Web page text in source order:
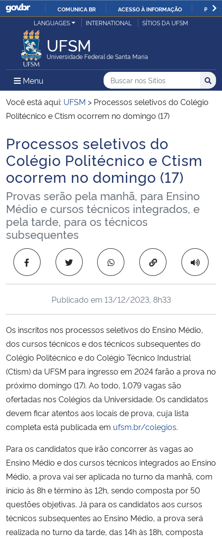
IR
COMUNICA BR ACESSO À INFORMAÇÃO
Ministério da Justiça e Segurança Pública
Ministério da Defesa
Ministério das Relações Exteriores
Ministério da Infraestrutura
Ministério da Agricultura, Pecuária e Abastecimento
Ministério da Educação
Ministério da Cidadania
Ministério da Saúde
Ministério de Minas e Energia
Ministério do Meio Ambiente
Ministério do Turismo
Ministério do Desenvolvimento Regional
Controladoria-Geral da União
Secretaria-Geral
Secretaria de Governo
Gabinete de Segurança Institucional
LANGUAGES INTERNATIONAL SÍTIOS DA UFSM
UFSM
Universidade Federal de Santa Maria
Menu Menu Principal do Sítio
Busca
Buscar no nos Sítios
Busca:
Você está aqui: UFSM > Processos seletivos do Colégio
Politécnico e Ctism ocorrem no domingo (17)
Início do conteúdo
Processos seletivos do
Colégio Politécnico e Ctism
ocorrem no domingo (17)
Provas serão pela manhã, para Ensino
Médio e cursos técnicos integrados, e
pela tarde, para os técnicos
subsequentes
Copiar para área
Publicado em 13/12/2023, 8h33
Os inscritos nos processos seletivos do Ensino Médio,
dos cursos técnicos e dos técnicos subsequentes do
Colégio Politécnico e do Colégio Técnico Industrial
(Ctism) da UFSM para ingresso em 2024 farão a prova no
próximo domingo (17). Ao todo, 1.079 vagas são
ofertadas nos Colégios da Universidade. Os candidatos
devem ficar atentos aos locais de prova, cuja lista
completa está publicada em ufsm.br/colegios.
Para os candidatos que irão concorrer às vagas ao
Ensino Médio e dos cursos técnicos integrados ao Ensino
Médio, a prova vai ser aplicada no turno da manhã, com
início às 8h e término às 12h, sendo composta por 50
questões objetivas. Já para os candidatos aos cursos
técnicos subsequentes ao Ensino Médio, a prova será
realizada no turno da tarde, das 14h às 18h, composta